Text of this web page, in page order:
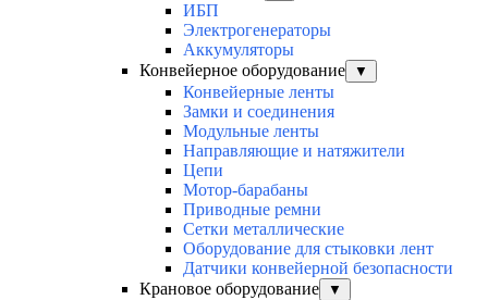
ИБП
Электрогенераторы
Аккумуляторы
Конвейерное оборудование
▼
Конвейерные ленты
Замки и соединения
Модульные ленты
Направляющие и натяжители
Цепи
Мотор-барабаны
Приводные ремни
Сетки металлические
Оборудование для стыковки лент
Датчики конвейерной безопасности
Крановое оборудование
▼